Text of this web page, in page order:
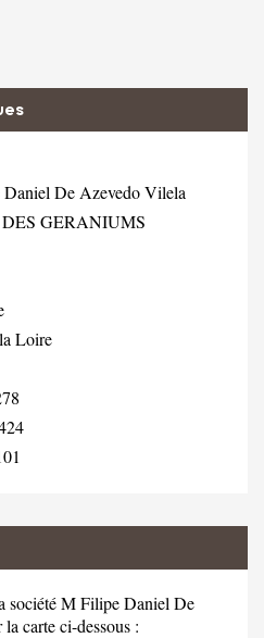
De Azevedo Vilela
DES GERANIUMS
Loire
société M Filipe Daniel De
carte ci-dessous :